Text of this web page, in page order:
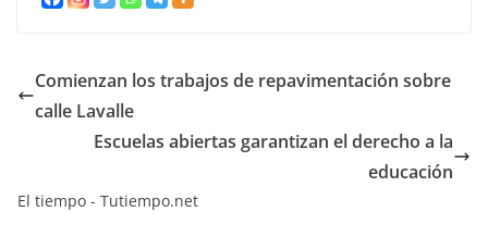
Comienzan los trabajos de repavimentación sobre
calle Lavalle
Escuelas abiertas garantizan el derecho a la
educación
El tiempo - Tutiempo.net